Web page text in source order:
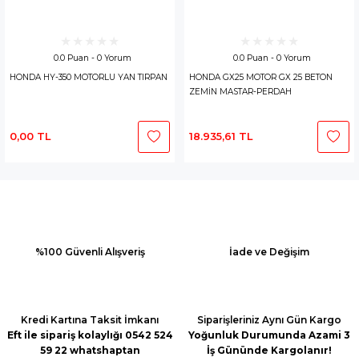
0.0 Puan - 0 Yorum
HONDA HY-350 MOTORLU YAN TIRPAN
0,00 TL
0.0 Puan - 0 Yorum
HONDA GX25 MOTOR GX 25 BETON
ZEMİN MASTAR-PERDAH
18.935,61 TL
%100 Güvenli Alışveriş İade ve Değişim
Kredi Kartına Taksit İmkanı
Eft ile sipariş kolaylığı 0542 524
59 22 whatshaptan
Siparişleriniz Aynı Gün Kargo
Yoğunluk Durumunda Azami 3
İş Gününde Kargolanır!